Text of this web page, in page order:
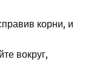
корни, и
вокруг,